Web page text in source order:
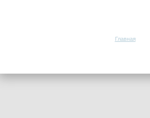
Главная